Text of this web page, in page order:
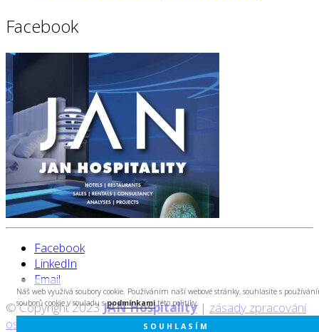
Náš web využívá soubory cookie. Používáním naší webové stránky, souhlasíte s
souborů cookie v souladu spodmínkamitéto politiky.
SOUHLASÍM
Facebook
Facebook
LinkedIn
Email
© Copyright 2023JAN Hospitality| zásady zpracování
osobních údajů
created by Cyberart